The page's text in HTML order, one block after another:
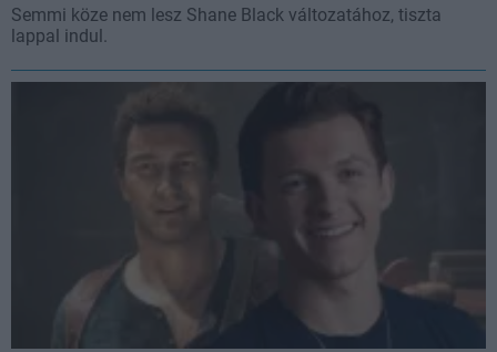
Semmi köze nem lesz Shane Black változatához, tiszta
lappal indul.